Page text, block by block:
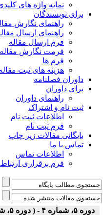
نمایه واژه های کلیدی
برای نویسندگان
راهنمای نگارش مقاله
راهنمای ارسال مقاله
فرم ارسال مقاله
فرمت نگارش مقاله
فرم ها
هزینه های ثبت مقاله
داوران فصلنامه
برای داوران
راهنمای داوران
ثبت نام و اشتراک
اطلاعات ثبت نام
فرم ثبت نام
بایگانی مقالات زیر چاپ
تماس با ما
اطلاعات تماس
فرم برقراری ارتباط
دوره ۵، شماره ۴ - ( دوره ۵، شماره ۴ (پیاپی ۱۸) ۱۴۰۳ )